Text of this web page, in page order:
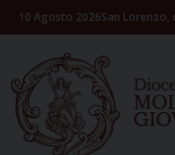
Skip10 Agosto 2026San